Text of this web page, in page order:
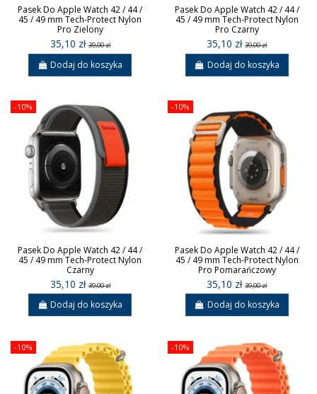
Pasek Do Apple Watch 42 / 44 /
45 / 49 mm Tech-Protect Nylon
Pro Zielony
35,10 zł39,00 zł
Dodaj do koszyka
Pasek Do Apple Watch 42 / 44 /
45 / 49 mm Tech-Protect Nylon
Pro Czarny
35,10 zł39,00 zł
Dodaj do koszyka
-10%
Pasek Do Apple Watch 42 / 44 /
45 / 49 mm Tech-Protect Nylon
Czarny
35,10 zł39,00 zł
Dodaj do koszyka
-10%
Pasek Do Apple Watch 42 / 44 /
45 / 49 mm Tech-Protect Nylon
Pro Pomarańczowy
35,10 zł39,00 zł
Dodaj do koszyka
-10% -10%